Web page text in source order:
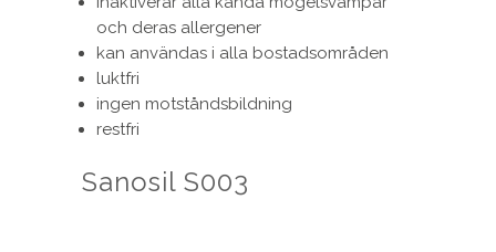
och deras allergener
kan användas i alla bostadsområden
luktfri
ingen motståndsbildning
restfri
Sanosil S003